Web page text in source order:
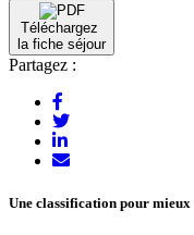
Téléchargez
la fiche séjour
Partagez :
Une classification pour